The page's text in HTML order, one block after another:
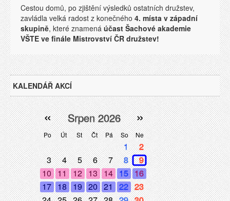
Cestou domů, po zjištění výsledků ostatních družstev,
zavládla velká radost z konečného 4. místa v západní
skupině, které znamená účast Šachové akademie
VŠTE ve finále Mistrovství ČR družstev!
KALENDÁŘ AKCÍ
Po Út St Čt Pá So Ne
« »
Srpen 2026
1
2
3
4 5 6 7 8
9
10
11 12 13 14 15 16
17 18 19 20 21 22 23